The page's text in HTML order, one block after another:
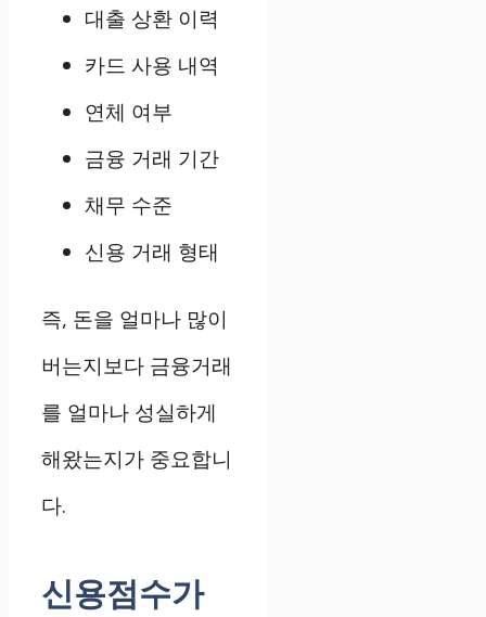
대출 상환 이력
카드 사용 내역
연체 여부
금융 거래 기간
채무 수준
신용 거래 형태
즉, 돈을 얼마나 많이
버는지보다 금융거래
를 얼마나 성실하게
해왔는지가 중요합니
다.
신용점수가